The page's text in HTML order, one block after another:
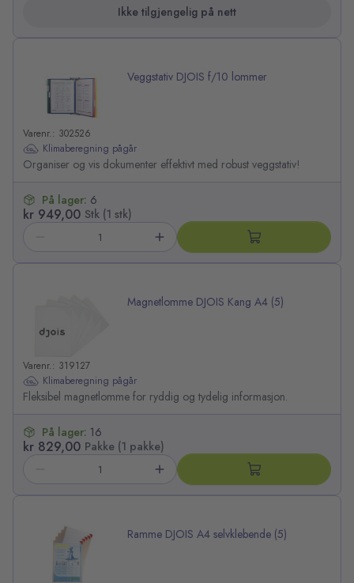
Ikke tilgjengelig på nett
Veggstativ DJOIS f/10 lommer
Varenr.: 302526
Klimaberegning pågår
Organiser og vis dokumenter effektivt med robust veggstativ!
kr 949,00 Stk (1 stk)
På lager: 6
Magnetlomme DJOIS Kang A4 (5)
Varenr.: 319127
Klimaberegning pågår
Fleksibel magnetlomme for ryddig og tydelig informasjon.
kr 829,00 Pakke (1 pakke)
På lager: 16
Ramme DJOIS A4 selvklebende (5)